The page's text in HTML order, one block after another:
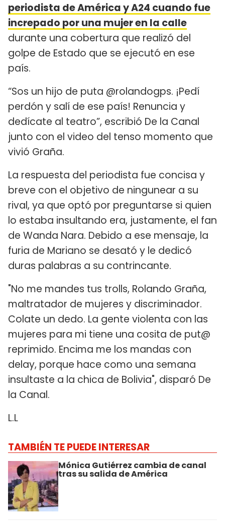
periodista de América y A24 cuando fue
increpado por una mujer en la calle
durante una cobertura que realizó del
golpe de Estado que se ejecutó en ese
país.
“Sos un hijo de puta @rolandogps. ¡Pedí
perdón y salí de ese país! Renuncia y
dedícate al teatro”, escribió De la Canal
junto con el video del tenso momento que
vivió Graña.
La respuesta del periodista fue concisa y
breve con el objetivo de ningunear a su
rival, ya que optó por preguntarse si quien
lo estaba insultando era, justamente, el fan
de Wanda Nara. Debido a ese mensaje, la
furia de Mariano se desató y le dedicó
duras palabras a su contrincante.
"No me mandes tus trolls, Rolando Graña,
maltratador de mujeres y discriminador.
Colate un dedo. La gente violenta con las
mujeres para mi tiene una cosita de put@
reprimido. Encima me los mandas con
delay, porque hace como una semana
insultaste a la chica de Bolivia", disparó De
la Canal.
L.L
TAMBIÉN TE PUEDE INTERESAR
Mónica Gutiérrez cambia de canal
tras su salida de América